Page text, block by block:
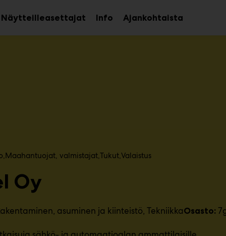
Näytteilleasettajat InfoAvaa
alavalikko
Ajankohtaista
Maahantuojat, valmistajat​ Tukut Valaistus
Oy
asuminen ja kiinteistö TekniikkaOsasto: